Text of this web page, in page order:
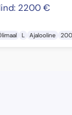
2200€
L Ajalooline